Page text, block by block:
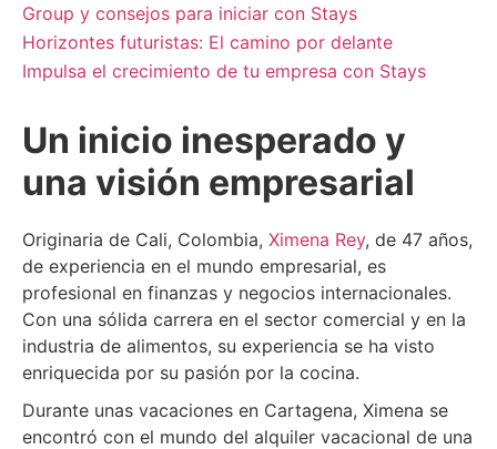
Group y consejos para iniciar con Stays
Horizontes futuristas: El camino por delante
Impulsa el crecimiento de tu empresa con Stays
Un inicio inesperado y
una visión empresarial
Originaria de Cali, Colombia, Ximena Rey, de 47 años,
de experiencia en el mundo empresarial, es
profesional en finanzas y negocios internacionales.
Con una sólida carrera en el sector comercial y en la
industria de alimentos, su experiencia se ha visto
enriquecida por su pasión por la cocina.
Durante unas vacaciones en Cartagena, Ximena se
encontró con el mundo del alquiler vacacional de una